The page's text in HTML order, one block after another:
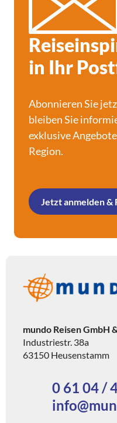
in Ihr
Abonnieren Sie
bleiben Sie
exklusive
Region.
Jetzt anmelden &
mundo Reisen GmbH
Industriestr. 38a
63150 Heusenstamm
0 61 04 /